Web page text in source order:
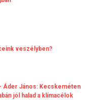
veszélyben?
Áder János: Kecskeméten
jól halad a klímacélok